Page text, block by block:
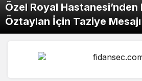
Özel Royal
Öztaylan İçin Taziye Mesajı